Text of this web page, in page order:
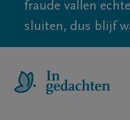
fraude vallen
sluiten, dus blijf